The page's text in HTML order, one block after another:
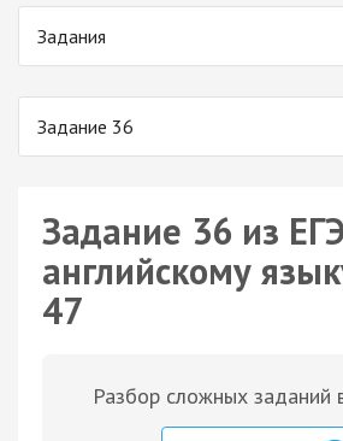
Задания
Задание 36
Задание 36 из
английскому
47
Разбор сложных заданий